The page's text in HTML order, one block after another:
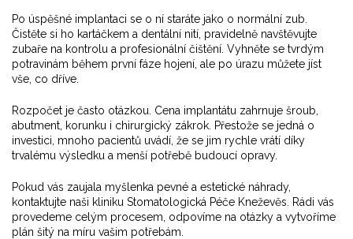
Po úspěšné implantaci se o ní staráte jako o normální zub.
Čistěte si ho kartáčkem a dentální nití, pravidelně navštěvujte
zubaře na kontrolu a profesionální čištění. Vyhněte se tvrdým
potravinám během první fáze hojení, ale po úrazu můžete jíst
vše, co dříve.
Rozpočet je často otázkou. Cena implantátu zahrnuje šroub,
abutment, korunku i chirurgický zákrok. Přestože se jedná o
investici, mnoho pacientů uvádí, že se jim rychle vrátí díky
trvalému výsledku a menší potřebě budoucí opravy.
Pokud vás zaujala myšlenka pevné a estetické náhrady,
kontaktujte naši kliniku Stomatologická Péče Kneževěs. Rádi vás
provedeme celým procesem, odpovíme na otázky a vytvoříme
plán šitý na míru vašim potřebám.